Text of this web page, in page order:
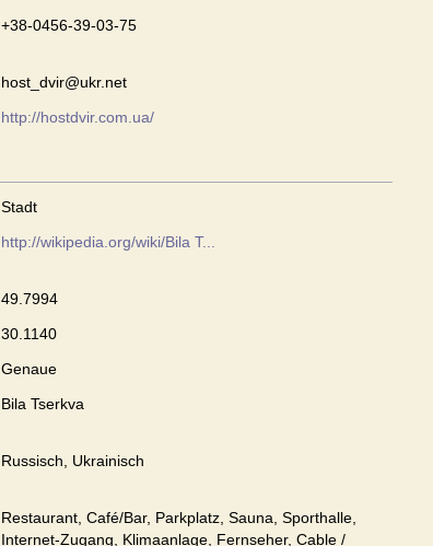
+38-0456-39-03-75
host_dvir@ukr.net
http://hostdvir.com.ua/
Stadt
http://wikipedia.org/wiki/Bila T...
49.7994
30.1140
Genaue
Bila Tserkva
Russisch, Ukrainisch
Restaurant, Café/Bar, Parkplatz, Sauna, Sporthalle,
Internet-Zugang, Klimaanlage, Fernseher, Cable /